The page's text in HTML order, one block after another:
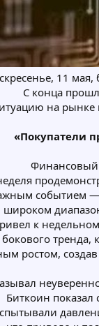
11 мая,
С конца
на
«Покупатели
Финансовый
событием —
широком
к
бокового
ростом,
Биткоин показал